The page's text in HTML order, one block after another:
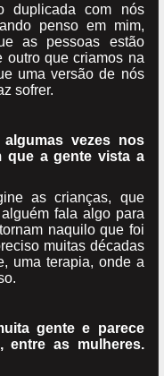
duplicada com nós
penso em mim,
as pessoas estão
outro que criamos na
uma versão de nós
sofrer.
vezes nos
que a gente vista a
as crianças, que
fala algo para
naquilo que foi
muitas décadas
uma terapia, onde a
gente e parece
entre as mulheres.